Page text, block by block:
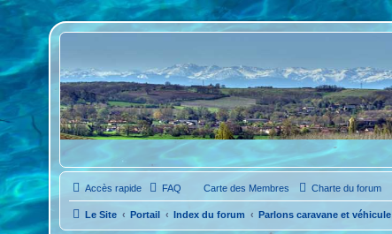
Accès rapide FAQ Carte des Membres Charte du forum
Le Site Portail Index du forum Parlons caravane et véhicule